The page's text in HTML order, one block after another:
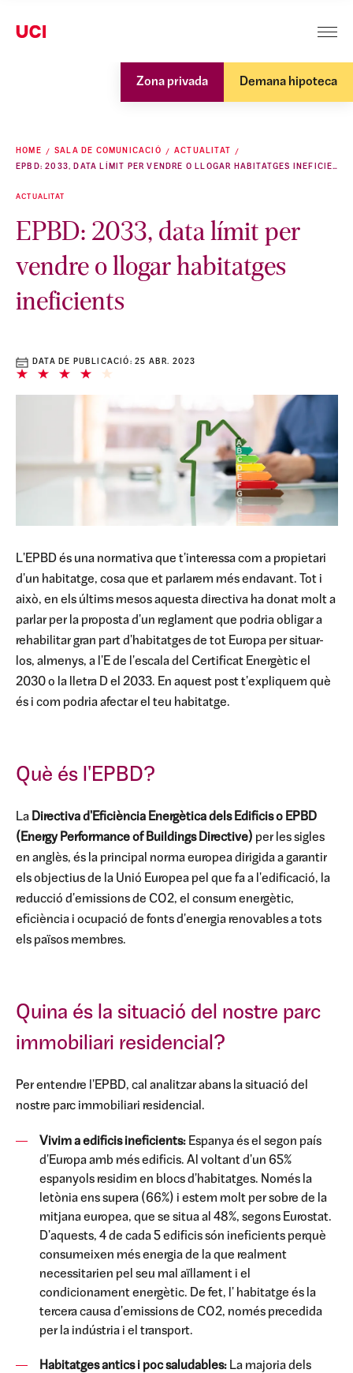
Zona privada Demana hipoteca
HOME SALA DE COMUNICACIÓ
ACTUALITAT
EPBD: 2033, DATA LÍMIT PER VENDRE O LLOGAR HABITATGES INEFICIENTS
ACTUALITAT
EPBD: 2033, data límit per
vendre o llogar habitatges
ineficients
DATA DE PUBLICACIÓ: 25 ABR. 2023
L'EPBD és una normativa que t'interessa com a propietari
d'un habitatge, cosa que et parlarem més endavant. Tot i
això, en els últims mesos aquesta directiva ha donat molt a
parlar per la proposta d'un reglament que podria obligar a
rehabilitar gran part d'habitatges de tot Europa per situar-
los, almenys, a l'E de l'escala del Certificat Energètic el
2030 o la lletra D el 2033. En aquest post t'expliquem què
és i com podria afectar el teu habitatge.
Què és l'EPBD?
La Directiva d'Eficiència Energètica dels Edificis o EPBD
(Energy Performance of Buildings Directive) per les sigles
en anglès, és la principal norma europea dirigida a garantir
els objectius de la Unió Europea pel que fa a l'edificació, la
reducció d'emissions de CO2, el consum energètic,
eficiència i ocupació de fonts d'energia renovables a tots
els països membres.
Quina és la situació del nostre parc
immobiliari residencial?
Per entendre l'EPBD, cal analitzar abans la situació del
nostre parc immobiliari residencial.
Vivim a edificis ineficients: Espanya és el segon país
d'Europa amb més edificis. Al voltant d'un 65%
espanyols residim en blocs d'habitatges. Només la
letònia ens supera (66%) i estem molt per sobre de la
mitjanaeuropea, que se situa al 48%, segons Eurostat.
D'aquests, 4 de cada 5 edificis són ineficients perquè
consumeixen més energia de la que realment
necessitarien pel seu mal aïllament i el
condicionament energètic. De fet, l' habitatge és la
tercera causa d'emissions de CO2, només precedida
per la indústria i el transport.
Habitatges antics i poc saludables: La majoria dels